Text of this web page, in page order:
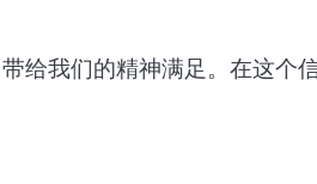
给我们的精神满足。在这个